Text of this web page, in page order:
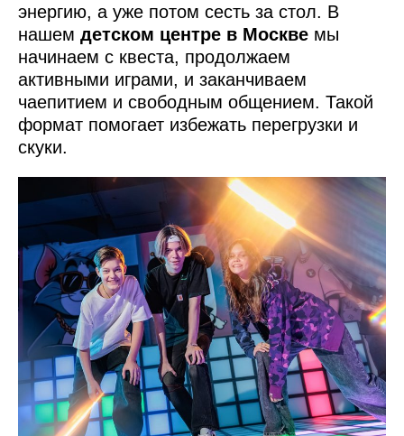
энергию, а уже потом сесть за стол. В
нашем детском центре в Москве мы
начинаем с квеста, продолжаем
активными играми, и заканчиваем
чаепитием и свободным общением. Такой
формат помогает избежать перегрузки и
скуки.